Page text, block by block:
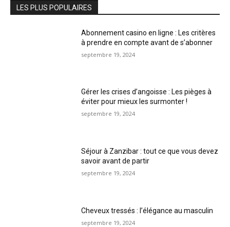
LES PLUS POPULAIRES
Abonnement casino en ligne : Les critères
à prendre en compte avant de s’abonner
septembre 19, 2024
Gérer les crises d’angoisse : Les pièges à
éviter pour mieux les surmonter !
septembre 19, 2024
Séjour à Zanzibar : tout ce que vous devez
savoir avant de partir
septembre 19, 2024
Cheveux tressés : l’élégance au masculin
septembre 19, 2024